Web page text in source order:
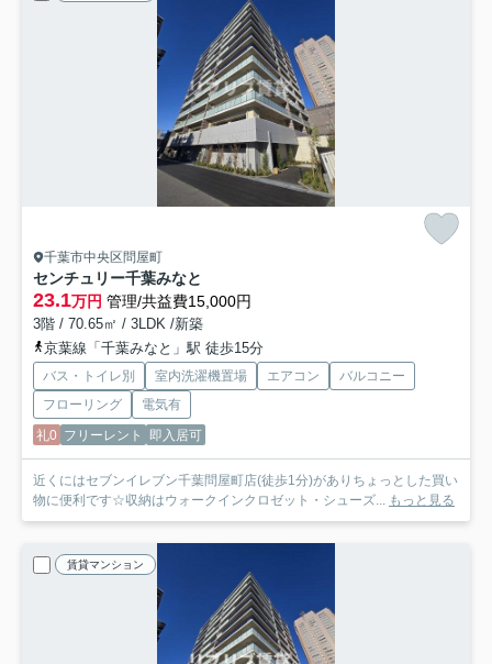
千葉市中央区問屋町
センチュリー千葉みなと
23.1万円 管理/共益費15,000円
3階 / 70.65㎡ / 3LDK /新築
京葉線「千葉みなと」駅 徒歩15分
バス・トイレ別 室内洗濯機置場 エアコン
バルコニー
フローリング
電気有
礼0 フリーレント 即入居可
近くにはセブンイレブン千葉問屋町店(徒歩1分)がありちょっとした買い
物に便利です☆収納はウォークインクロゼット・シューズ... もっと見る
賃貸マンション